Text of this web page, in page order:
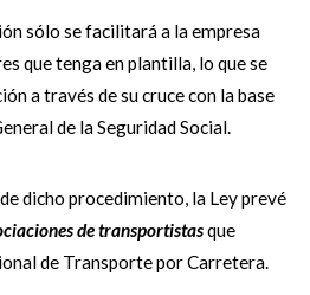
sólo se facilitará a la empresa
que tenga en plantilla, lo que se
a través de su cruce con la base
de la Seguridad Social.
dicho procedimiento, la Ley prevé
de transportistasque
de Transporte por Carretera.